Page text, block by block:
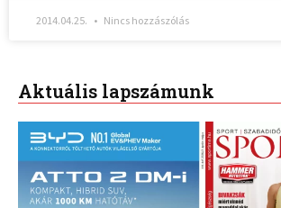
2014.04.25. Nincs hozzászólás
Aktuális lapszámunk